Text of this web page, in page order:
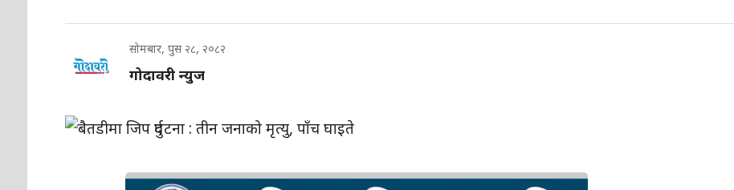
सोमबार, पुस २८, २०८२
गोदावरी न्युज